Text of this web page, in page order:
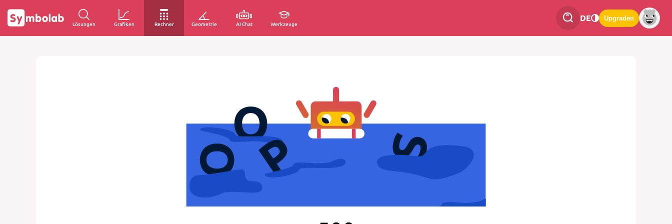
Lösungen Grafiken Rechner Geometrie AI Chat Werkzeuge
DE Upgraden